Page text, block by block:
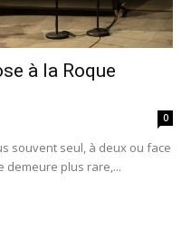
à la Roque
0
souvent seul, à deux ou face
demeure plus rare,...